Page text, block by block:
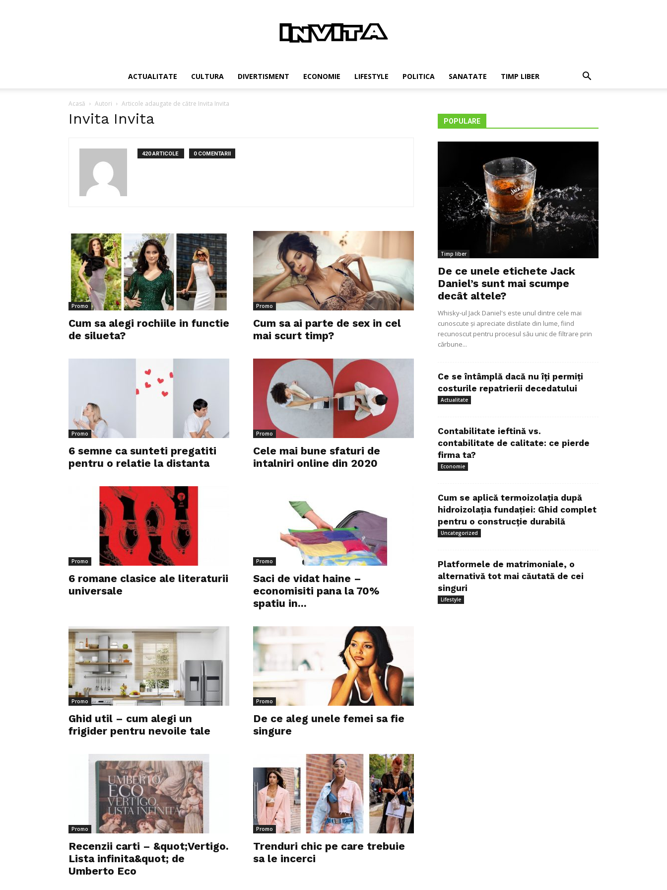
Invita
ACTUALITATE CULTURA DIVERTISMENT ECONOMIE LIFESTYLE POLITICA SANATATE TIMP LIBER
Acasă Autori Articole adaugate de către Invita Invita
Invita Invita
420 ARTICOLE 0 COMENTARII
Promo
Cum sa alegi rochiile in functie
de silueta?
Promo
Cum sa ai parte de sex in cel
mai scurt timp?
Promo
6 semne ca sunteti pregatiti
pentru o relatie la distanta
Promo
Cele mai bune sfaturi de
intalniri online din 2020
Promo
6 romane clasice ale literaturii
universale
Promo
Saci de vidat haine –
economisiti pana la 70%
spatiu in...
Promo
Ghid util – cum alegi un
frigider pentru nevoile tale
Promo
De ce aleg unele femei sa fie
singure
Promo
Recenzii carti – &quot;Vertigo.
Lista infinita&quot; de
Umberto Eco
Promo
Trenduri chic pe care trebuie
sa le incerci
POPULARE
Timp liber
De ce unele etichete Jack
Daniel’s sunt mai scumpe
decât altele?
Whisky-ul Jack Daniel's este unul dintre cele mai
cunoscute și apreciate distilate din lume, fiind
recunoscut pentru procesul său unic de filtrare prin
cărbune...
Ce se întâmplă dacă nu îți permiți
costurile repatrierii decedatului
Actualitate
Contabilitate ieftină vs.
contabilitate de calitate: ce pierde
firma ta?
Economie
Cum se aplică termoizolația după
hidroizolația fundației: Ghid complet
pentru o construcție durabilă
Uncategorized
Platformele de matrimoniale, o
alternativă tot mai căutată de cei
singuri
Lifestyle